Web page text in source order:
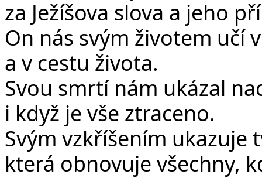
za Ježíšova slova a jeho
On nás svým životem učí
a v cestu života.
Svou smrtí nám ukázal
i když je vše ztraceno.
Svým vzkříšením ukazuje
která obnovuje všechny,